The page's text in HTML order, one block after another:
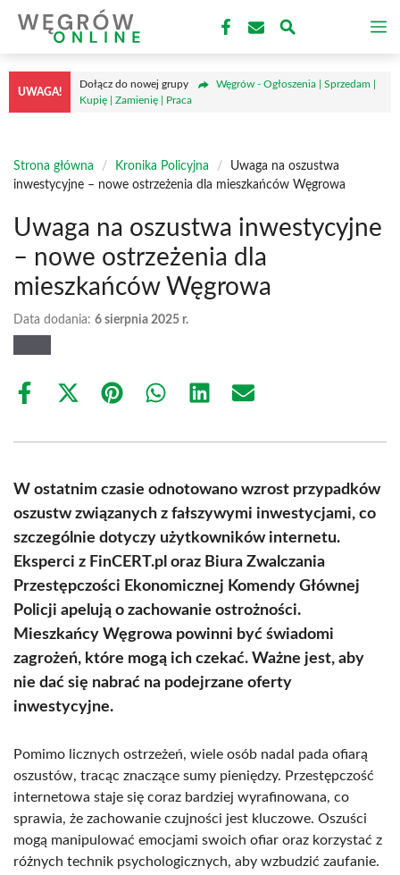
treści
UWAGA!
Dołącz do nowej grupy
Węgrów - Ogłoszenia | Sprzedam |
Kupię | Zamienię | Praca
Strona główna / Kronika Policyjna /
Uwaga na oszustwa
inwestycyjne – nowe ostrzeżenia dla mieszkańców Węgrowa
Uwaga na oszustwa inwestycyjne
– nowe ostrzeżenia dla
mieszkańców Węgrowa
Data dodania: 6 sierpnia 2025 r.
Share
Share
(Twitter)
Share Share Share Share
W ostatnim czasie odnotowano wzrost przypadków
oszustw związanych z fałszywymi inwestycjami, co
szczególnie dotyczy użytkowników internetu.
Eksperci z FinCERT.pl oraz Biura Zwalczania
Przestępczości Ekonomicznej Komendy Głównej
Policji apelują o zachowanie ostrożności.
Mieszkańcy Węgrowa powinni być świadomi
zagrożeń, które mogą ich czekać. Ważne jest, aby
nie dać się nabrać na podejrzane oferty
inwestycyjne.
Pomimo licznych ostrzeżeń, wiele osób nadal pada ofiarą
oszustów, tracąc znaczące sumy pieniędzy. Przestępczość
internetowa staje się coraz bardziej wyrafinowana, co
sprawia, że zachowanie czujności jest kluczowe. Oszuści
mogą manipulować emocjami swoich ofiar oraz korzystać z
różnych technik psychologicznych, aby wzbudzić zaufanie.